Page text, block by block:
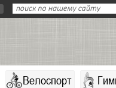
Велоспорт